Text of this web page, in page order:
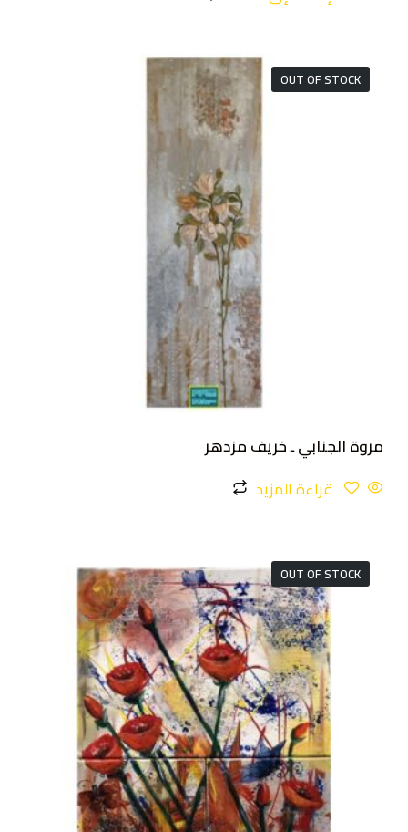
OUT OF STOCK
مروة الجنابي ـ خريف مزدهر
قراءة المزيد
OUT OF STOCK